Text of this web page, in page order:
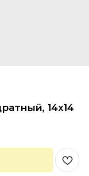
14х14